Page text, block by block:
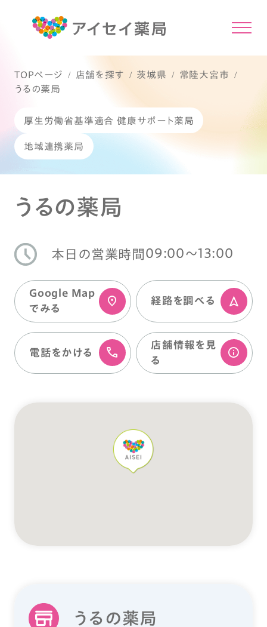
TOPページ 店舗を探す 茨城県
常陸大宮市
うるの薬局
厚生労働省基準適合 健康サポート薬局
地域連携薬局
うるの薬局
本日の営業時間 09:00〜13:00
Google Map
でみる
経路を調べる
電話をかける
店舗情報を⾒
る
うるの薬局